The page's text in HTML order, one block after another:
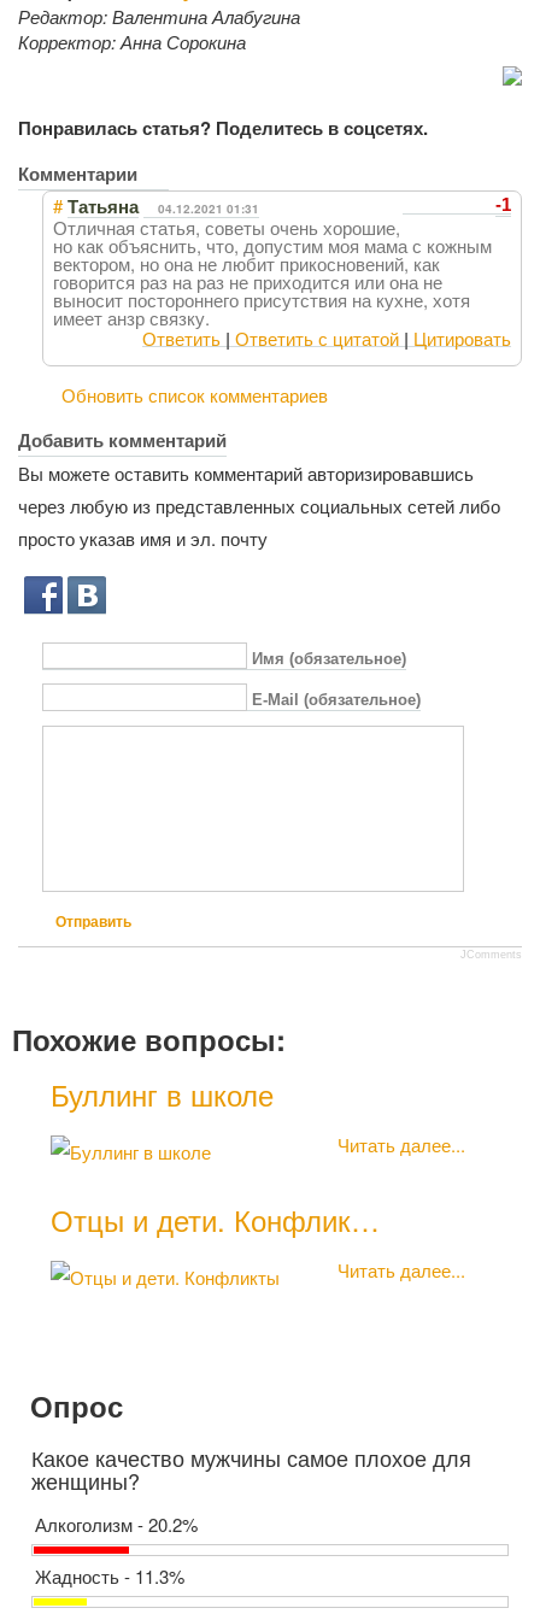
Редактор:Валентина Алабугина
Корректор:Анна Сорокина
Понравилась статья? Поделитесь в соцсетях.
Комментарии
-1
# Татьяна 04.12.2021 01:31
Отличная статья, советы очень хорошие,
но как объяснить, что, допустим моя мама с кожным
вектором, но она не любит прикосновений, как
говорится раз на раз не приходится или она не
выносит постороннего присутствия на кухне, хотя
имеет анзр связку.
Ответить | Ответить с цитатой | Цитировать
Обновить список комментариев
Добавить комментарий
Вы можете оставить комментарий авторизировавшись
через любую из представленных социальных сетей либо
просто указав имя и эл. почту
Имя (обязательное)
E-Mail (обязательное)
Отправить
JComments
Похожие вопросы:
Буллинг в школе
Читать далее...
Отцы и дети. Конфлик…
Читать далее...
Опрос
Какое качество мужчины самое плохое для
женщины?
Алкоголизм - 20.2%
Жадность - 11.3%